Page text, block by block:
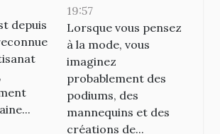
:
de la
depuis
jaunes dans la
mode
internationale
19:57
Lorsque vous pensez
à la mode, vous
imaginez
probablement des
podiums, des
mannequins et des
créations de...